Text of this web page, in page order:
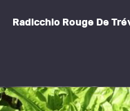
Radicchio Rouge De